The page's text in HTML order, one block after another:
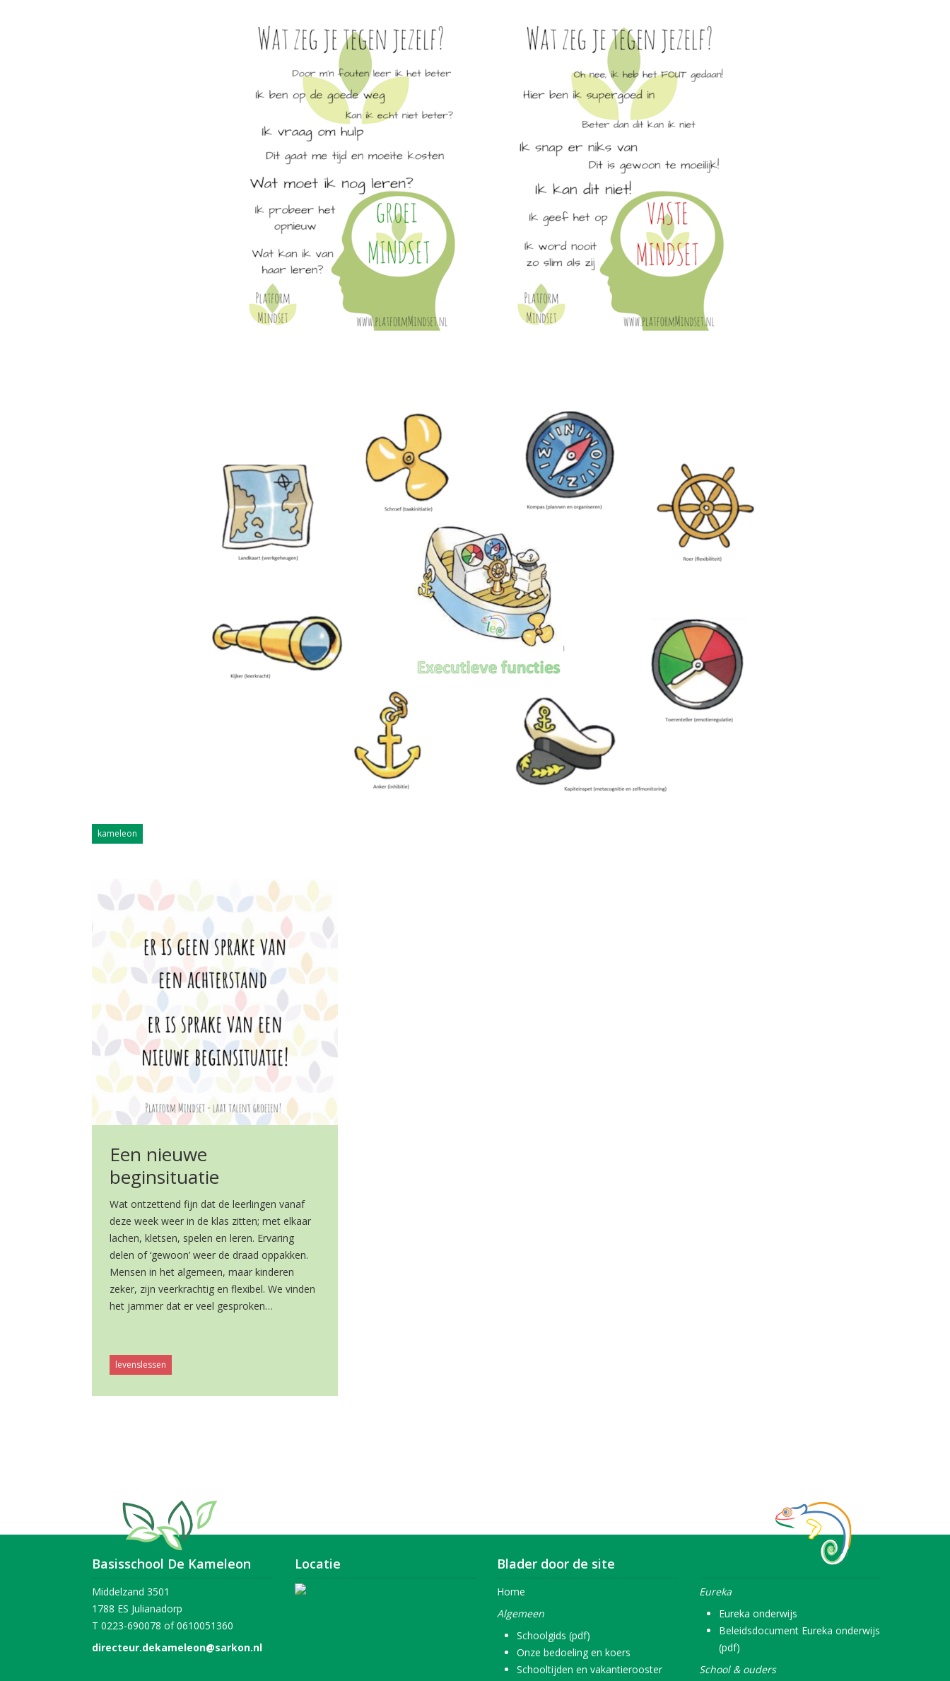
kameleon
Een nieuwe
beginsituatie
Wat ontzettend fijn dat de leerlingen vanaf
deze week weer in de klas zitten; met elkaar
lachen, kletsen, spelen en leren. Ervaring
delen of ‘gewoon’ weer de draad oppakken.
Mensen in het algemeen, maar kinderen
zeker, zijn veerkrachtig en flexibel. We vinden
het jammer dat er veel gesproken…
levenslessen
Basisschool De Kameleon
Middelzand 3501
1788 ES Julianadorp
T 0223-690078 of 0610051360
directeur.dekameleon@sarkon.nl
Locatie Blader door de site
Home
Algemeen
Schoolgids (pdf)
Onze bedoeling en koers
Schooltijden en vakantierooster
Eureka
Eureka onderwijs
Beleidsdocument Eureka onderwijs
(pdf)
School & ouders